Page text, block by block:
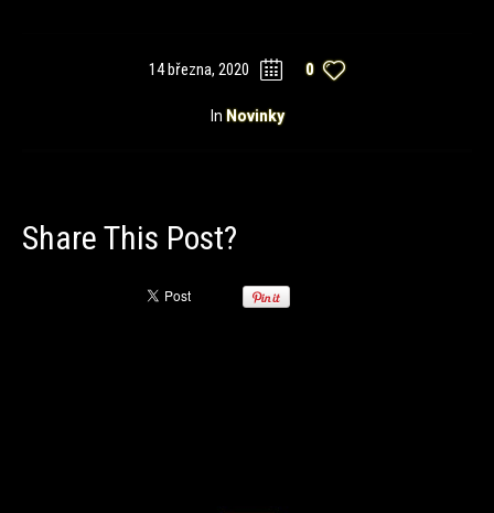
14 března, 2020 0
In Novinky
Share This Post?